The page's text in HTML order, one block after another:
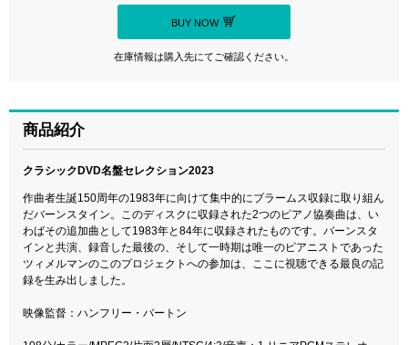
BUY NOW
在庫情報は購入先にてご確認ください。
商品紹介
クラシックDVD名盤セレクション2023
作曲者生誕150周年の1983年に向けて集中的にブラームス収録に取り組ん
だバーンスタイン。このディスクに収録された2つのピアノ協奏曲は、い
わばその追加曲として1983年と84年に収録されたものです。バーンスタ
インと共演、録音した最後の、そして一時期は唯一のピアニストであった
ツィメルマンのこのプロジェクトへの参加は、ここに視聴できる最良の記
録を生み出しました。
映像監督：ハンフリー・バートン